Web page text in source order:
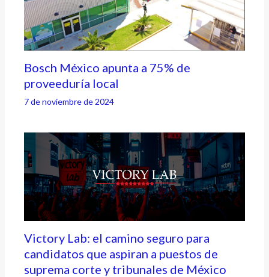
Bosch México apunta a 75% de
proveeduría local
7 de noviembre de 2024
Victory Lab: el camino seguro para
candidatos que aspiran a puestos de
suprema corte y tribunales de México